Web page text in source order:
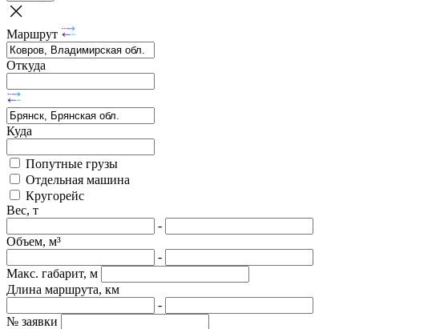
Маршрут
Откуда
Куда
Попутные грузы
Отдельная машина
Кругорейс
Вес, т
-
Объем, м³
-
Макс. габарит, м
Длина маршрута, км
-
№ заявки